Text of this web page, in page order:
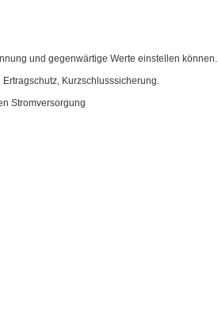
und gegenwärtige Werte einstellen können.
Kurzschlusssicherung.
Stromversorgung